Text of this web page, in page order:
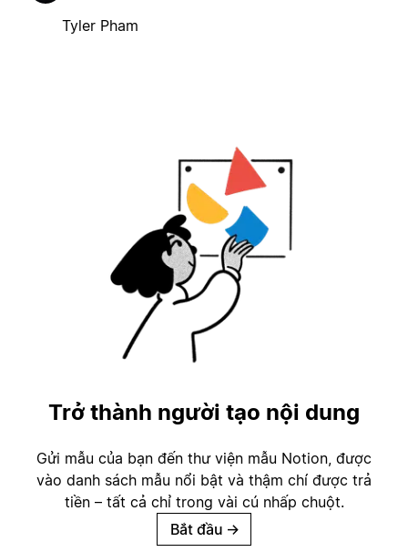
Tyler Pham
Trở thành người tạo nội dung
Gửi mẫu của bạn đến thư viện mẫu Notion, được
vào danh sách mẫu nổi bật và thậm chí được trả
tiền – tất cả chỉ trong vài cú nhấp chuột.
Bắt đầu →